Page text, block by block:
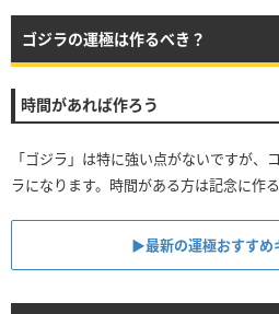
ゴジラの運極は作るべき？
時間があれば作ろう
「ゴジラ」は特に強い点がないですが、
ラになります。時間がある方は記念に作
▶最新の運極おすすめ